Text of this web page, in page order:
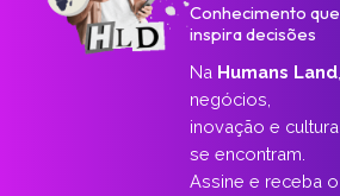
Conhecimento que
inspira decisões
Na Humans Land
negócios,
inovação e cultura
se encontram.
Assine e receba o